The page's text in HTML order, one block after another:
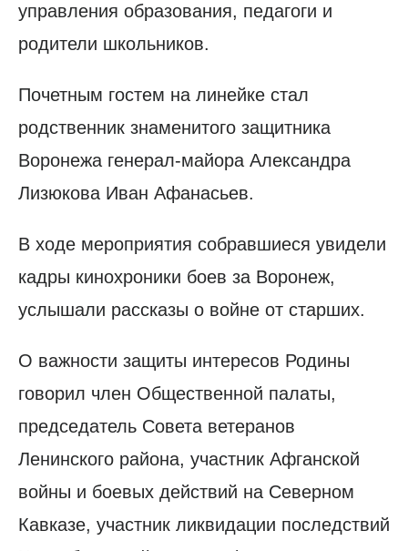
управления образования, педагоги и
родители школьников.
Почетным гостем на линейке стал
родственник знаменитого защитника
Воронежа генерал-майора Александра
Лизюкова Иван Афанасьев.
В ходе мероприятия собравшиеся увидели
кадры кинохроники боев за Воронеж,
услышали рассказы о войне от старших.
О важности защиты интересов Родины
говорил член Общественной палаты,
председатель Совета ветеранов
Ленинского района, участник Афганской
войны и боевых действий на Северном
Кавказе, участник ликвидации последствий